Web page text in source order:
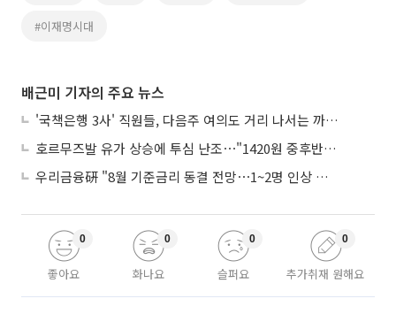
#이재명시대
배근미 기자의 주요 뉴스
'국책은행 3사' 직원들, 다음주 여의도 거리 나서는 까닭은
호르무즈발 유가 상승에 투심 난조⋯"1420원 중후반 등락"
우리금융硏 "8월 기준금리 동결 전망⋯1~2명 인상 소수의견 낼 것"
좋아요
0
화나요
0
슬퍼요
0
추가취재 원해요
0